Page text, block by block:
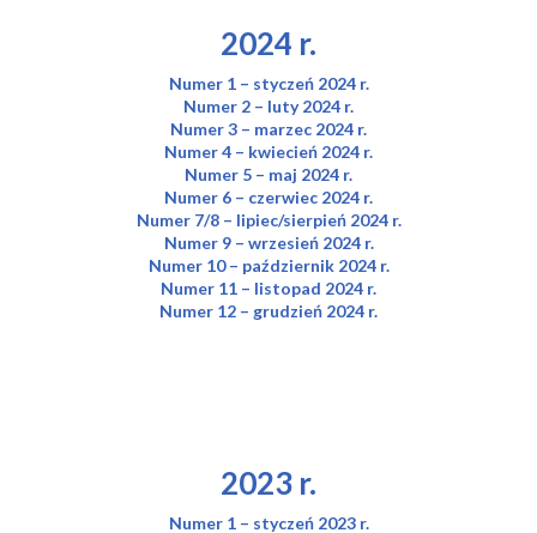
2024 r.
Numer 1 – styczeń 2024 r.
Numer 2 – luty 2024 r.
Numer 3 – marzec 2024 r.
Numer 4 – kwiecień 2024 r.
Numer 5 – maj 2024 r.
Numer 6 – czerwiec 2024 r.
Numer 7/8 – lipiec/sierpień 2024 r.
Numer 9 – wrzesień 2024 r.
Numer 10 – październik 2024 r.
Numer 11 – listopad 2024 r.
Numer 12 – grudzień 2024 r.
2023 r.
Numer 1 – styczeń 2023 r.